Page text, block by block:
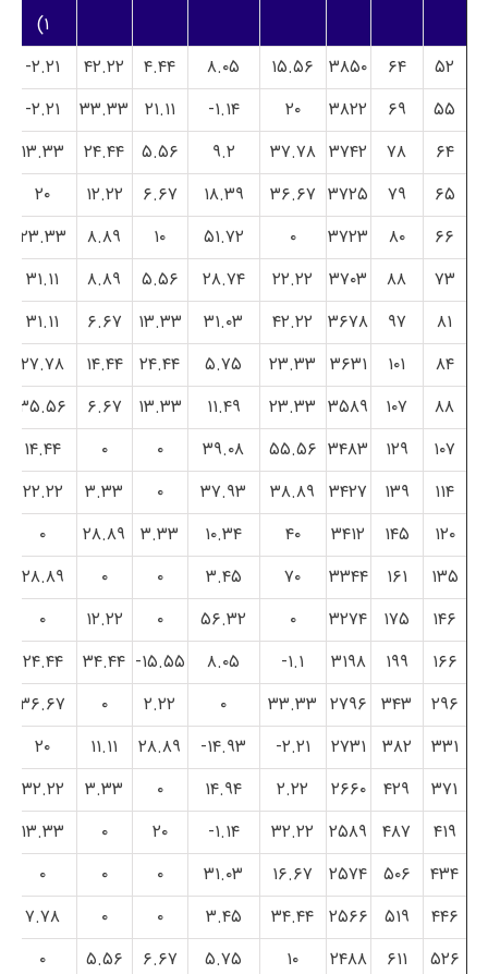
۱)
۵۲
۶۴ ۳۸۵۰ ۱۵.۵۶ ۸.۰۵ ۴.۴۴ ۴۲.۲۲
۲.۲۱-
۵۵
۶۹ ۳۸۲۲ ۲۰ ۱.۱۴- ۲۱.۱۱ ۳۳.۳۳
۲.۲۱-
۶۴
۷۸ ۳۷۴۲ ۳۷.۷۸ ۹.۲ ۵.۵۶ ۲۴.۴۴
۱۳.۳۳
۶۵
۷۹ ۳۷۲۵ ۳۶.۶۷ ۱۸.۳۹ ۶.۶۷ ۱۲.۲۲
۲۰
۶۶
۸۰ ۳۷۲۳ ۰ ۵۱.۷۲ ۱۰ ۸.۸۹
۲۳.۳۳
۷۳
۸۸ ۳۷۰۳ ۲۲.۲۲ ۲۸.۷۴ ۵.۵۶ ۸.۸۹
۳۱.۱۱
۸۱
۹۷ ۳۶۷۸ ۴۲.۲۲ ۳۱.۰۳ ۱۳.۳۳ ۶.۶۷
۳۱.۱۱
۸۴
۱۰۱ ۳۶۳۱ ۲۳.۳۳ ۵.۷۵ ۲۴.۴۴ ۱۴.۴۴
۲۷.۷۸
۸۸
۱۰۷ ۳۵۸۹ ۲۳.۳۳ ۱۱.۴۹ ۱۳.۳۳ ۶.۶۷
۳۵.۵۶
۱۰۷
۱۲۹ ۳۴۸۳ ۵۵.۵۶ ۳۹.۰۸ ۰ ۰
۱۴.۴۴
۱۱۴
۱۳۹ ۳۴۲۷ ۳۸.۸۹ ۳۷.۹۳ ۰ ۳.۳۳
۲۲.۲۲
۱۲۰
۱۴۵ ۳۴۱۲ ۴۰ ۱۰.۳۴ ۳.۳۳ ۲۸.۸۹
۰
۱۳۵
۱۶۱ ۳۳۴۴ ۷۰ ۳.۴۵ ۰ ۰
۲۸.۸۹
۱۴۶
۱۷۵ ۳۲۷۴ ۰ ۵۶.۳۲ ۰ ۱۲.۲۲
۰
۱۶۶
۱۹۹ ۳۱۹۸ ۱.۱- ۸.۰۵ ۱۵.۵۵- ۳۴.۴۴
۲۴.۴۴
۲۹۶
۳۴۳ ۲۷۹۶ ۳۳.۳۳ ۰ ۲.۲۲ ۰
۳۶.۶۷
۳۳۱
۳۸۲ ۲۷۳۱ ۲.۲۱- ۱۴.۹۳- ۲۸.۸۹ ۱۱.۱۱
۲۰
۳۷۱
۴۲۹ ۲۶۶۰ ۲.۲۲ ۱۴.۹۴ ۰ ۳.۳۳
۳۲.۲۲
۴۱۹
۴۸۷ ۲۵۸۹ ۳۲.۲۲ ۱.۱۴- ۲۰ ۰
۱۳.۳۳
۴۳۴
۵۰۶ ۲۵۷۴ ۱۶.۶۷ ۳۱.۰۳ ۰ ۰
۰
۴۴۶
۵۱۹ ۲۵۶۶ ۳۴.۴۴ ۳.۴۵ ۰ ۰
۷.۷۸
۵۲۶
۶۱۱ ۲۴۸۸ ۱۰ ۵.۷۵ ۶.۶۷ ۵.۵۶
۰